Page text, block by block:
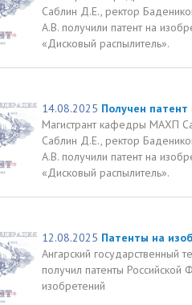
Саблин Д.Е., ректор
А.В. получили патент на
«Дисковый распылитель».
14.08.2025 Получен
Магистрант кафедры МАХП
Саблин Д.Е., ректор
А.В. получили патент на
«Дисковый распылитель».
12.08.2025 Патенты на
Ангарский государственный
получил патенты
изобретений